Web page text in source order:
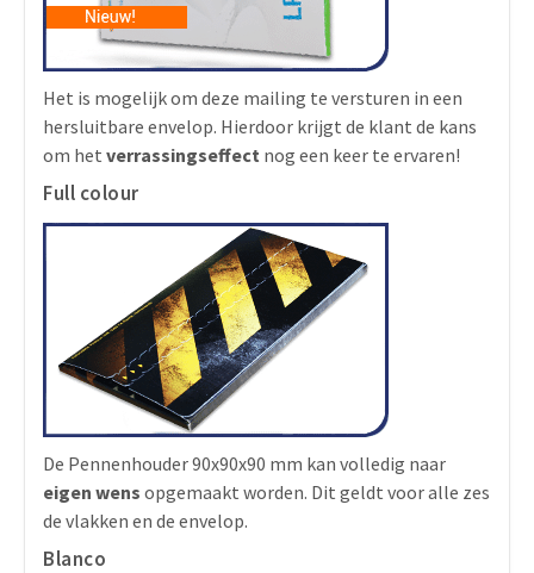
Het is mogelijk om deze mailing te versturen in een
hersluitbare envelop. Hierdoor krijgt de klant de kans
om het verrassingseffect nog een keer te ervaren!
Full colour
De Pennenhouder 90x90x90 mm kan volledig naar
eigen wens opgemaakt worden. Dit geldt voor alle zes
de vlakken en de envelop.
Blanco